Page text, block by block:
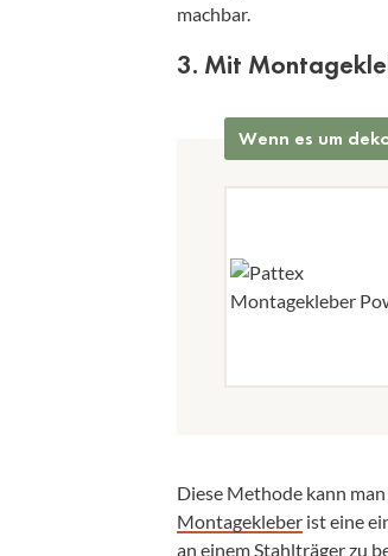
machbar.
3. Mit
Wenn es um
Diese Methode kann
Montagekleber ist eine
an einem Stahlträger zu